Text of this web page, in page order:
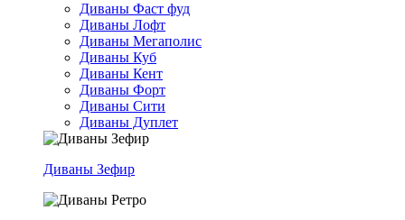
Диваны Фаст фуд
Диваны Лофт
Диваны Мегаполис
Диваны Куб
Диваны Кент
Диваны Форт
Диваны Сити
Диваны Дуплет
Диваны Зефир